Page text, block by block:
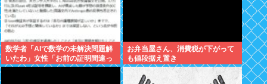
数学者「AIで数学の未解決問題解
いたわ」女性「お前の証明間違っ
てるやん」数学者「内容デタラメ
お弁当屋さん、消費税が下がって
も値段据え置き